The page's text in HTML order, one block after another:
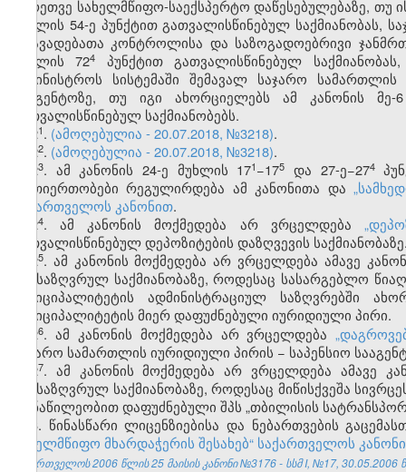
აგრეთვე სახელმწიფო-საექსპერტო დაწესებულებაზე, თუ
მუხლის 54-ე პუნქტით გათვალისწინებულ
დაავადებათა კონტროლისა და საზოგადოებრივი
მუხლის 72​4
პუნქტით გათვალისწინებულ
სამინისტროს სისტემაში შემავალ საჯარო
სააგენტოზე, თუ იგი ახორციელებს ამ კანონის
გათვალისწინებულ საქმიანობებს.
2​1. (ამოღებულია - 20.07.2018, №3218).
2​2. (ამოღებულია - 20.07.2018, №3218).
2​3. ამ კანონის 24-ე მუხლის 17​1−17​5 და 27-ე−27​4
ურთიერთობები რეგულირდება ამ კანონითა და
საქართველოს კანონით.
2​4. ამ კანონის მოქმედება არ ვრცელდება
გათვალისწინებულ დეპოზიტების დაზღვევის
2​5. ამ კანონის მოქმედება არ ვრცელდება ამავე
განსაზღვრულ საქმიანობაზე, როდესაც სასარგებლო
მუნიციპალიტეტის ადმინისტრაციულ საზღვრებში
მუნიციპალიტეტის მიერ დაფუძნებული იურიდიული პირი.
2​6. ამ კანონის მოქმედება არ ვრცელდება
საჯარო სამართლის იურიდიული პირის − საპენსიო
2​7. ამ კანონის მოქმედება არ ვრცელდება ამავე
განსაზღვრულ საქმიანობაზე, როდესაც მიწისქვეშა
მონაწილეობით დაფუძნებული შპს „თბილისის
3. წინასწარი ლიცენზიებისა და ნებართვების
სახელმწიფო მხარდაჭერის შესახებ“ საქართველოს
საქართველოს 2006 წლის 25 მაისის კანონი №3176 - სსმ I, №17, 30.05.2006